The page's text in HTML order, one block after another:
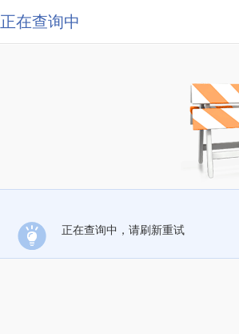
正在查询中
正在查询中，请刷新重试